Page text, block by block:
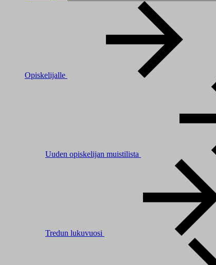
Opiskelijalle
Uuden opiskelijan muistilista
Tredun lukuvuosi